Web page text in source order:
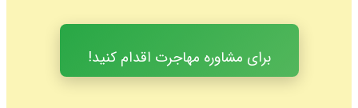
برای مشاوره مهاجرت اقدام کنید!